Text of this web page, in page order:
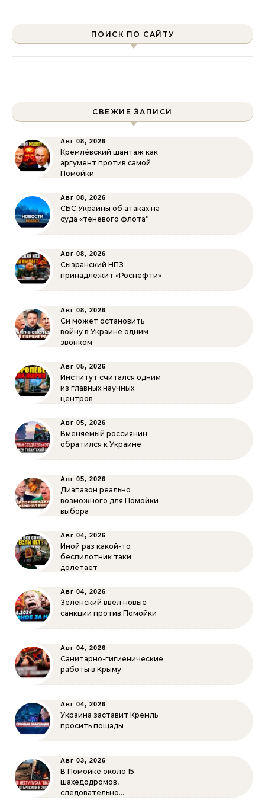
ПОИСК ПО САЙТУ
СВЕЖИЕ ЗАПИСИ
Авг 08, 2026
Кремлёвский шантаж как
аргумент против самой
Помойки
Авг 08, 2026
СБС Украины об атаках на
суда «теневого флота”
Авг 08, 2026
Сызранский НПЗ
принадлежит «Роснефти»
Авг 08, 2026
Си может остановить
войну в Украине одним
звонком
Авг 05, 2026
Институт считался одним
из главных научных
центров
Авг 05, 2026
Вменяемый россиянин
обратился к Украине
Авг 05, 2026
Диапазон реально
возможного для Помойки
выбора
Авг 04, 2026
Иной раз какой-то
беспилотник таки
долетает
Авг 04, 2026
Зеленский ввёл новые
санкции против Помойки
Авг 04, 2026
Санитарно-гигиенические
работы в Крыму
Авг 04, 2026
Украина заставит Кремль
просить пощады
Авг 03, 2026
В Помойке около 15
шахедодромов,
следовательно…